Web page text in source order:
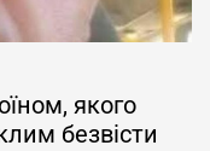
якого
безвісти